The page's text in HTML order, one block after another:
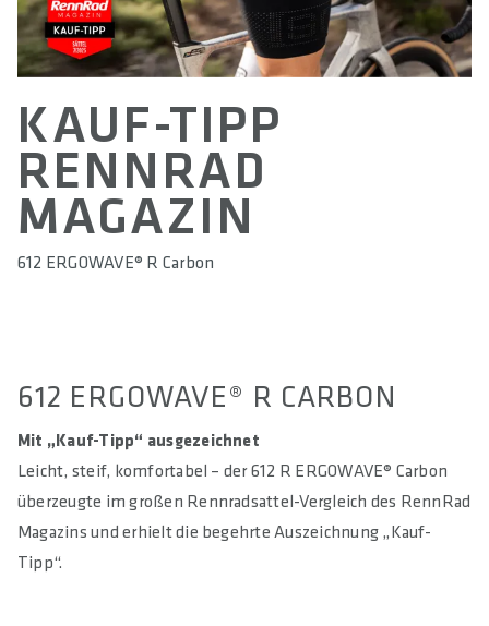
KAUF-TIPP
RENNRAD
MAGAZIN
612 ERGOWAVE® R Carbon
612 ERGOWAVE® R CARBON
Mit „Kauf-Tipp“ ausgezeichnet
Leicht, steif, komfortabel – der 612 R ERGOWAVE® Carbon
überzeugte im großen Rennradsattel-Vergleich des RennRad
Magazins und erhielt die begehrte Auszeichnung „Kauf-
Tipp“.